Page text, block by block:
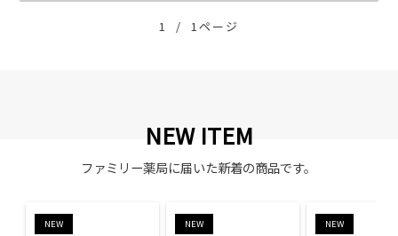
1 / 1ページ
NEW ITEM
ファミリー薬局に届いた新着の商品です。
NEW NEW NEW